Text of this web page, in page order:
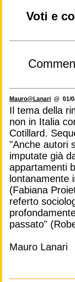
Voti e
Mauro@Lanari @ 01/
Il tema della
non in Italia
Cotillard.
"Anche autori
imputate già
appartamenti
lontanamente
(Fabiana
referto
passato"
Mauro Lanari